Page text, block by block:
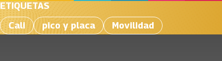
ETIQUETAS
Cali
pico y placa Movilidad